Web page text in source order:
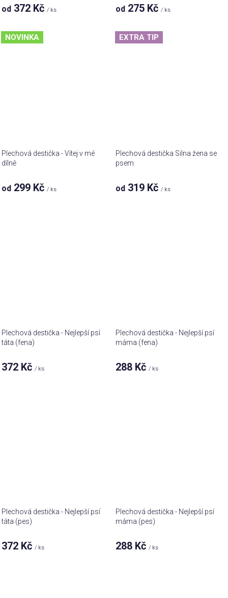
Průměrné
hodnocení
je
5,0
z 5
od 372 Kč/ ks od 275 Kč/ ks
NOVINKA
Plechová destička - Vítej v mé
dílně
od 299 Kč/ ks
EXTRA TIP
Plechová destička Silna žena se
psem
od 319 Kč/ ks
Plechová destička - Nejlepší psí
táta (fena)
372 Kč / ks
Plechová destička - Nejlepší psí
máma (fena)
288 Kč / ks
Plechová destička - Nejlepší psí
táta (pes)
372 Kč/ ks
Plechová destička - Nejlepší psí
máma (pes)
288 Kč/ ks